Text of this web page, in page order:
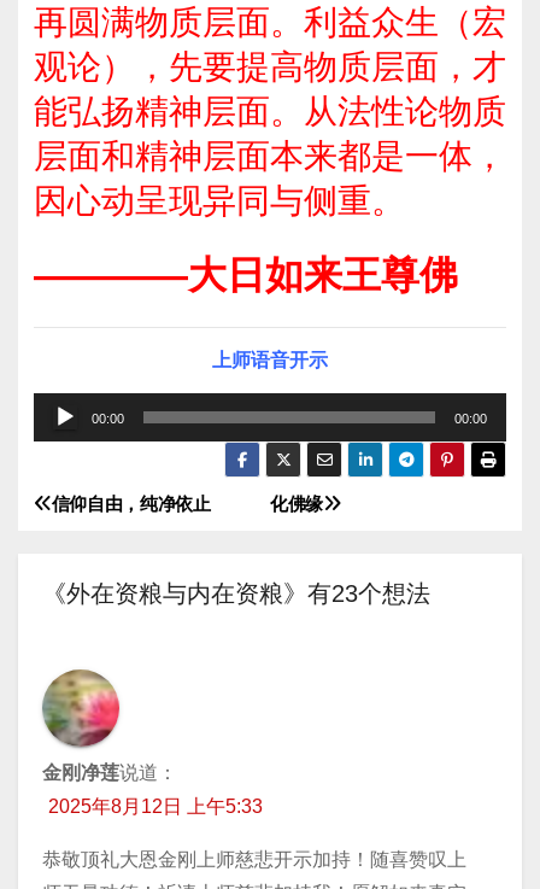
再圆满物质层面。利益众生（宏
观论），先要提高物质层面，才
能弘扬精神层面。从法性论物质
层面和精神层面本来都是一体，
因心动呈现异同与侧重。
————大日如来王尊佛
上师语音开示
频
放
00:00 00:00
文
导
航
化佛缘
信仰自由，纯净依止
《外在资粮与内在资粮》有23个想法
金刚净莲说道：
2025年8月12日 上午5:33
恭敬顶礼大恩金刚上师慈悲开示加持！随喜赞叹上